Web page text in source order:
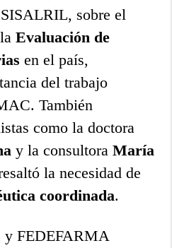
sobre el
laEvaluación de
en el país,
del trabajo
También
como la doctora
y la consultoraMaría
la necesidad de
coordinada.
FEDEFARMA